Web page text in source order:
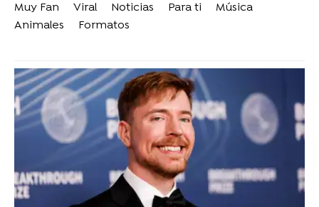
Muy Fan Viral Noticias Para ti
Música
Animales
Formatos